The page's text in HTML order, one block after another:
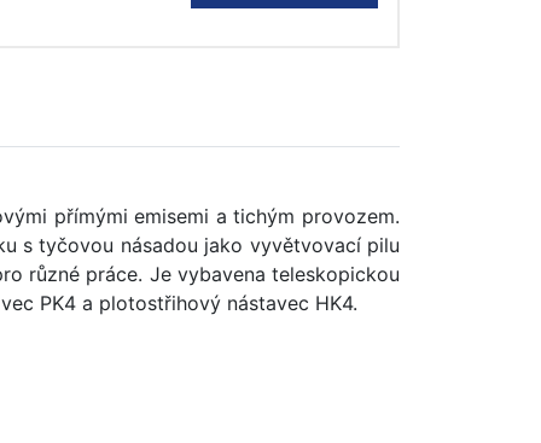
přímými emisemi a tichým provozem.
s tyčovou násadou jako vyvětvovací pilu
různé práce. Je vybavena teleskopickou
PK4 a plotostřihový nástavec HK4.